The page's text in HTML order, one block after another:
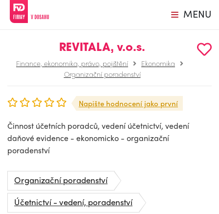
MENU
REVITALA, v.o.s.
Finance, ekonomika, právo, pojištění
Ekonomika
Organizační poradenství
Napište hodnocení jako první
Činnost účetních poradců, vedení účetnictví, vedení
daňové evidence - ekonomicko - organizační
poradenství
Organizační poradenství
Účetnictví - vedení, poradenství